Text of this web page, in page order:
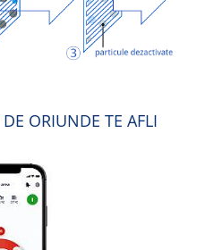
ORIUNDE TE AFLI